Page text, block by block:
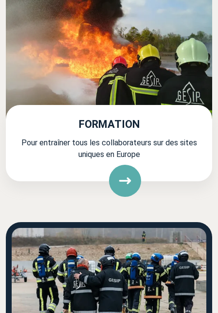
FORMATION
Pour entraîner tous les collaborateurs sur des sites
uniques en Europe